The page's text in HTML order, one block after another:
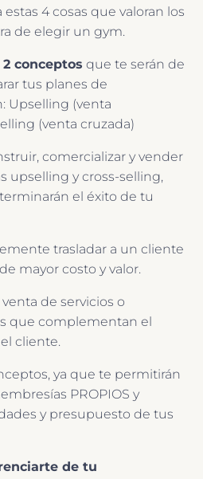
4 cosas que valoran los
de elegir un gym.
2 conceptos que te serán de
tus planes de
Upselling (venta
(venta cruzada)
comercializar y vender
upselling y cross-selling,
el éxito de tu
trasladar a un cliente
mayor costo y valor.
venta de servicios o
que complementan el
cliente.
ya que te permitirán
PROPIOS y
y presupuesto de tus
de tu